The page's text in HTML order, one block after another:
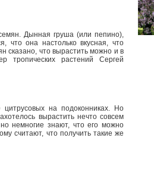
Дынная груша (или пепино),
что она настолько вкусная, что
сказано, что вырастить можно и в
тропических растений Сергей
на подоконниках. Но
вырастить нечто совсем
немногие знают, что его можно
считают, что получить такие же